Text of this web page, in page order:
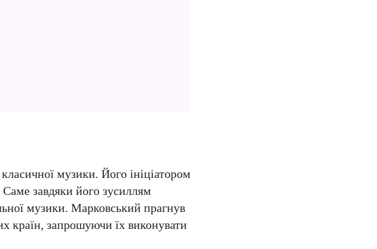
музики. Його ініціатором
завдяки його зусиллям
музики. Марковський прагнув
країн, запрошуючи їх виконувати